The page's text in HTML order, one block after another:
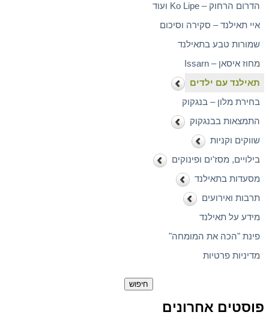
הדרום הרחוק – Ko Lipe ועוד
איי תאילנד – סקירה וסיכום
שמורות טבע בתאילנד
מחוז איסאן – Issarn
תאילנד עם ילדים
בחירת מלון – בנגקוק
התמצאות בבנגקוק
שווקים וקניות
בילויים, מסז'ים ופינוקים
מסעדות בתאילנד
תרבות ואירועים
מידע על תאילנד
פינת "הכה את המומחה"
מדיניות פרטיות
פוסטים אחרונים